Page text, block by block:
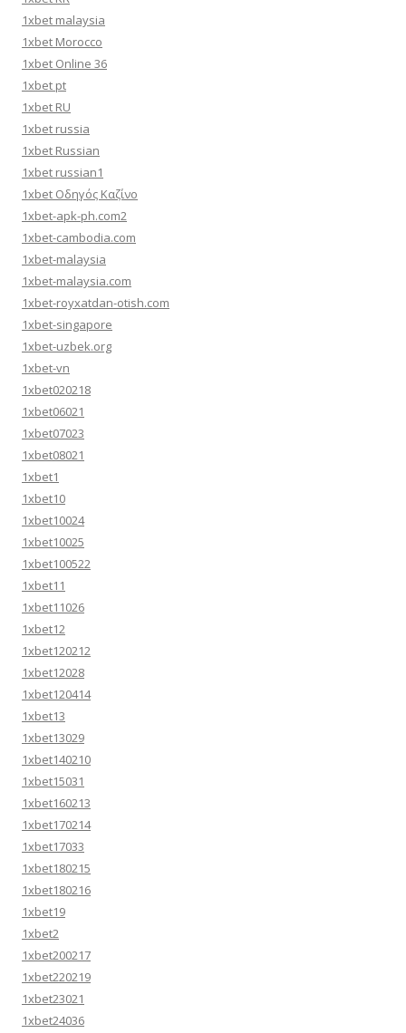
1xbet malaysia
1xbet Morocco
1xbet Online 36
1xbet pt
1xbet RU
1xbet russia
1xbet Russian
1xbet russian1
1xbet Οδηγός Καζίνο
1xbet-apk-ph.com2
1xbet-cambodia.com
1xbet-malaysia
1xbet-malaysia.com
1xbet-royxatdan-otish.com
1xbet-singapore
1xbet-uzbek.org
1xbet-vn
1xbet020218
1xbet06021
1xbet07023
1xbet08021
1xbet1
1xbet10
1xbet10024
1xbet10025
1xbet100522
1xbet11
1xbet11026
1xbet12
1xbet120212
1xbet12028
1xbet120414
1xbet13
1xbet13029
1xbet140210
1xbet15031
1xbet160213
1xbet170214
1xbet17033
1xbet180215
1xbet180216
1xbet19
1xbet2
1xbet200217
1xbet220219
1xbet23021
1xbet24036